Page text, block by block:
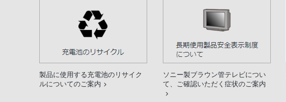
製品に使用する充電池のリサイク
ルについてのご案内
ソニー製ブラウン管テレビについ
て、ご確認いただく症状のご案内